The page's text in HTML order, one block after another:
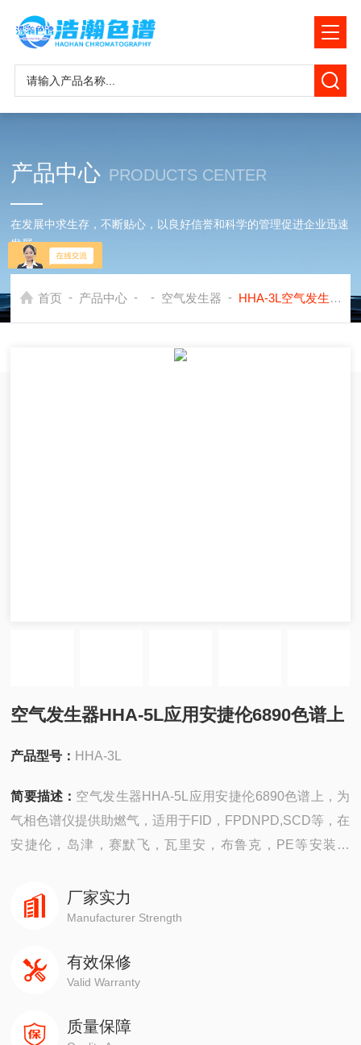
产品中心 PRODUCTS CENTER
在发展中求生存，不断贴心，以良好信誉和科学的管理促进企业迅速
发展
首页 - 产品中心 - - 空气发生器 - HHA-3L空气发生器HHA-5L应用安捷伦6890色谱上
空气发生器HHA-5L应用安捷伦6890色谱上
产品型号： HHA-3L
简要描述： 空气发生器HHA-5L应用安捷伦6890色谱上，为
气相色谱仪提供助燃气，适用于FID，FPDNPD,SCD等，在
安捷伦，岛津，赛默飞，瓦里安，布鲁克，PE等安装使
厂家实力
Manufacturer Strength
有效保修
Valid Warranty
质量保障